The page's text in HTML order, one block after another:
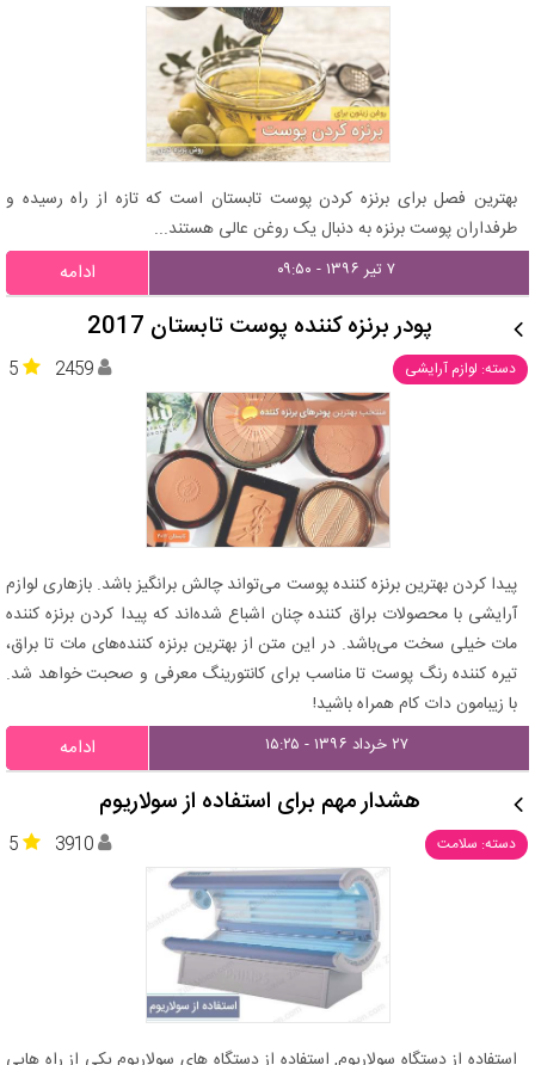
بهترین فصل برای برنزه کردن پوست تابستان است که تازه از راه رسیده و
طرفداران پوست برنزه به دنبال یک روغن عالی هستند...
۷ تیر ۱۳۹۶ - ۰۹:۵۰ ادامه
پودر برنزه کننده پوست تابستان 2017
دسته: لوازم آرایشی 5 2459
پیدا کردن بهترین برنزه کننده پوست می‌تواند چالش برانگیز باشد. بازهاری لوازم
آرایشی با محصولات براق کننده چنان اشباع شده‌اند که پیدا کردن برنزه کننده
مات خیلی سخت می‌باشد. در این متن از بهترین برنزه کننده‌های مات تا براق،
تیره کننده رنگ پوست تا مناسب برای کانتورینگ معرفی و صحبت خواهد شد.
با زیبامون دات کام همراه باشید!
۲۷ خرداد ۱۳۹۶ - ۱۵:۲۵ ادامه
هشدار مهم برای استفاده از سولاریوم
دسته: سلامت 5 3910